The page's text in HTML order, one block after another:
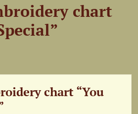
chart
chart “You